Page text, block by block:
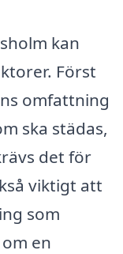
kan
Först
omfattning
ska städas,
det för
viktigt att
som
en